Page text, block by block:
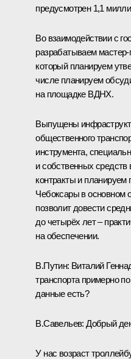
предусмотрен 1,1
Во взаимодействии с
разрабатываем
который планируем
числе планируем
на площадке ВДНХ.
Выпущены
общественного
инструмента,
и собственных
контракты и планируем
Чебоксары в основном
позволит довести
до четырёх лет –
на обеспечении.
В.Путин: Виталий
транспорта примерно
данные есть?
В.Савельев: Добрый
У нас возраст